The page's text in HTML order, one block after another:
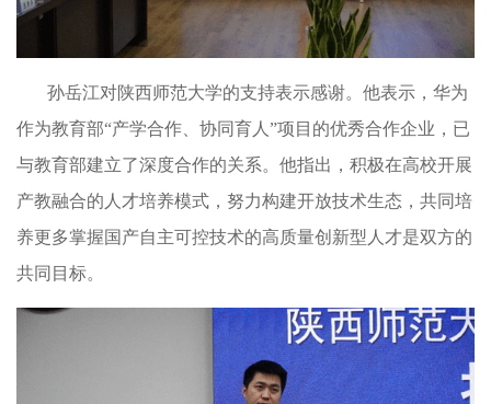
孙岳江对陕西师范大学的支持表示感谢。他表示，华为
作为教育部“产学合作、协同育人”项目的优秀合作企业，已
与教育部建立了深度合作的关系。他指出，积极在高校开展
产教融合的人才培养模式，努力构建开放技术生态，共同培
养更多掌握国产自主可控技术的高质量创新型人才是双方的
共同目标。